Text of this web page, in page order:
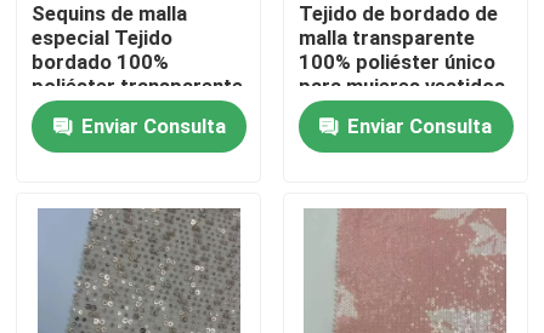
Contacta con nosotros
Solicitar una cita
Tela viscosa de lino
Sequins de malla
especial Tejido
bordado 100%
poliéster transparente
verde único para
mujeres vestidos de
fiesta
Enviar Consulta
Tejido de bordado de
malla transparente
100% poliéster único
para mujeres vestidos
de fiesta
Enviar Consulta